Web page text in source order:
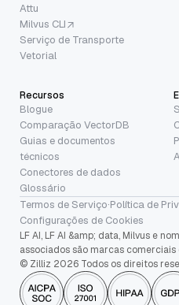
Attu
Milvus CLI
Serviço de Transporte
Vetorial
Recursos
Blogue
Comparação VectorDB
Guias e documentos
técnicos
Conectores de dados
Glossário
Termos de Serviço·Política de
Configurações de Cookies
LF AI, LF AI &amp; data, Milvus e
associados são marcas comerciais
© Zilliz 2026 Todos os direitos